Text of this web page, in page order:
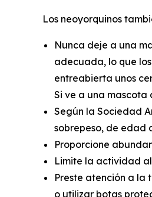
Los neoyorquinos
Nunca deje a una
adecuada, lo que
entreabierta unos
Si ve a una mascota
Según la Sociedad
sobrepeso, de edad
Proporcione
Limite la actividad
Preste atención a la
o utilizar botas